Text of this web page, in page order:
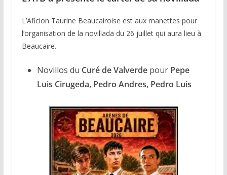
L’Aficion Taurine Beaucairoise est aux manettes pour
l’organisation de la novillada du 26 juillet qui aura lieu à
Beaucaire.
Novillos du Curé de Valverdepour Pepe
Luis Cirugeda, Pedro Andres, Pedro Luis